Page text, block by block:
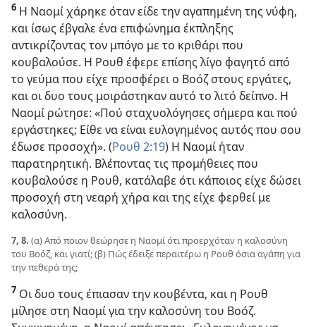
6 Η Ναομί χάρηκε όταν είδε την αγαπημένη της νύφη,
και ίσως έβγαλε ένα επιφώνημα έκπληξης
αντικρίζοντας τον μπόγο με το κριθάρι που
κουβαλούσε. Η Ρουθ έφερε επίσης λίγο φαγητό από
το γεύμα που είχε προσφέρει ο Βοόζ στους εργάτες,
και οι δυο τους μοιράστηκαν αυτό το λιτό δείπνο. Η
Ναομί ρώτησε: «Πού σταχυολόγησες σήμερα και πού
εργάστηκες; Είθε να είναι ευλογημένος αυτός που σου
έδωσε προσοχή». (Ρουθ 2:19) Η Ναομί ήταν
παρατηρητική. Βλέποντας τις προμήθειες που
κουβαλούσε η Ρουθ, κατάλαβε ότι κάποιος είχε δώσει
προσοχή στη νεαρή χήρα και της είχε φερθεί με
καλοσύνη.
7, 8. (α) Από ποιον θεώρησε η Ναομί ότι προερχόταν η καλοσύνη
του Βοόζ, και γιατί; (β) Πώς έδειξε περαιτέρω η Ρουθ όσια αγάπη για
την πεθερά της;
7 Οι δυο τους έπιασαν την κουβέντα, και η Ρουθ
μίλησε στη Ναομί για την καλοσύνη του Βοόζ.